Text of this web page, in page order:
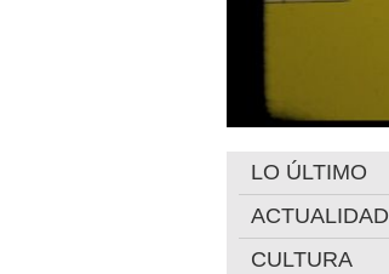
LO ÚLTIMO
ACTUALIDAD
CULTURA